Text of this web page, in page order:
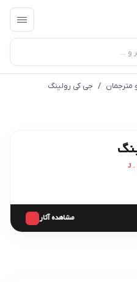
/ جی کی رولینگ
مشاهده آثار